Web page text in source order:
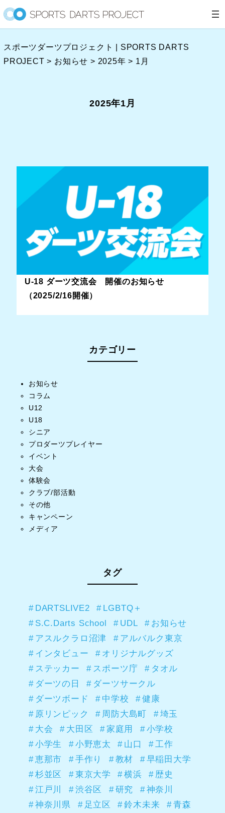
内
容
ス
キ
スポーツダーツプロジェクト | SPORTS DARTS
PROJECT > お知らせ > 2025年 > 1月
2025年1月
U-18 ダーツ交流会 開催のお知らせ
（2025/2/16開催）
カテゴリー
お知らせ
コラム
U12
U18
シニア
プロダーツプレイヤー
イベント
大会
体験会
クラブ/部活動
その他
キャンペーン
メディア
タグ
DARTSLIVE2
LGBTQ＋
S.C.Darts School
UDL
お知らせ
アスルクラロ沼津
アルバルク東京
インタビュー
オリジナルグッズ
ステッカー
スポーツ庁
タオル
ダーツの日
ダーツサークル
ダーツボード
中学校
健康
原リンピック
周防大島町
埼玉
大会
大田区 家庭用
小学校
小学生
小野恵太 山口
工作
恵那市
手作り 教材
早稲田大学
杉並区
東京大学 横浜
歴史
江戸川
渋谷区 研究
神奈川
神奈川県
足立区 鈴木未来
青森